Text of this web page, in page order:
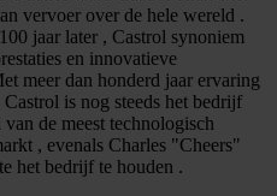
vervoer over de hele wereld .
jaar later , Castrol synoniem
en innovatieve
meer dan honderd jaar ervaring
is nog steeds het bedrijf
de meest technologisch
, evenals Charles "Cheers"
het bedrijf te houden .